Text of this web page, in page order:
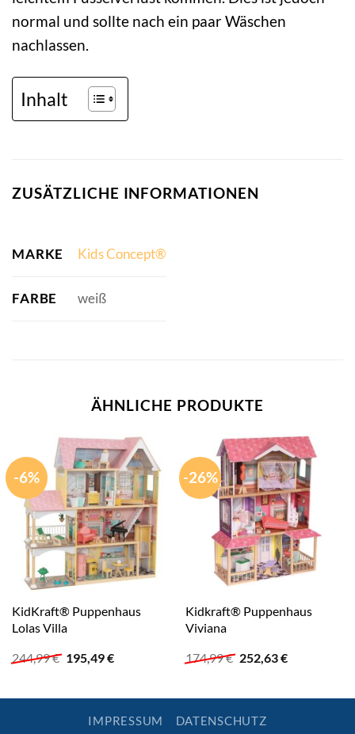
normal und sollte nach ein paar Wäschen
nachlassen.
Inhalt
ZUSÄTZLICHE INFORMATIONEN
MARKE Kids Concept®
FARBE weiß
ÄHNLICHE PRODUKTE
-6%
KidKraft® Puppenhaus
Lolas Villa
244,99€ Ursprünglicher
Preis
244,99 €
195,49€Aktueller
195,49 €.
-26%
Kidkraft® Puppenhaus
Viviana
174,99€ Ursprünglicher
Preis
174,99 €
252,63€Aktueller
252,63 €.
IMPRESSUM DATENSCHUTZ